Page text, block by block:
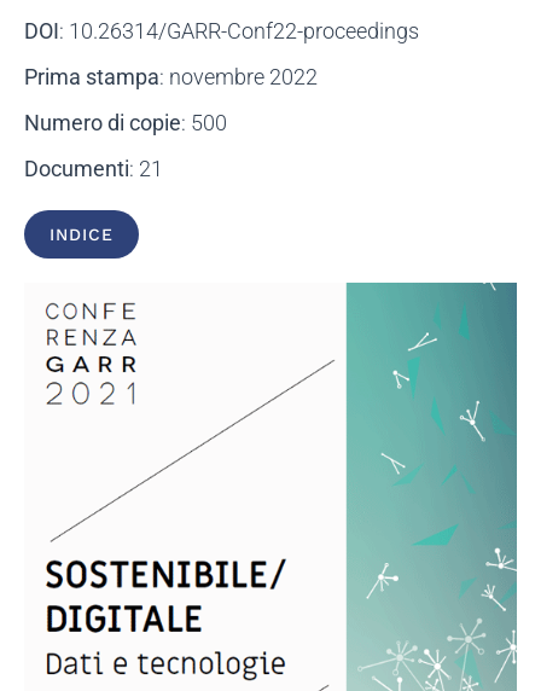
DOI: 10.26314/GARR-Conf22-proceedings
Prima stampa: novembre 2022
Numero di copie: 500
Documenti: 21
INDICE